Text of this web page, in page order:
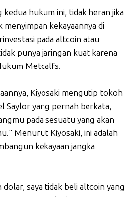
hukum ini, tidak heran jika
kekayaannya di
pada altcoin atau
punya jaringan kuat karena
Metcalfs.
Kiyosaki mengutip tokoh
Saylor yang pernah berkata,
pada sesuatu yang akan
Menurut Kiyosaki, ini adalah
kekayaan jangka
dolar, saya tidak beli altcoin yang